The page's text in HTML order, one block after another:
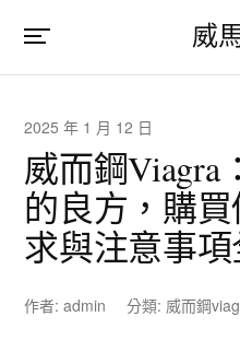
威
2025 年 1 月 12 日
威而鋼Viagra
的良方，購
求與注意事
作者:admin 分類: 威而鋼